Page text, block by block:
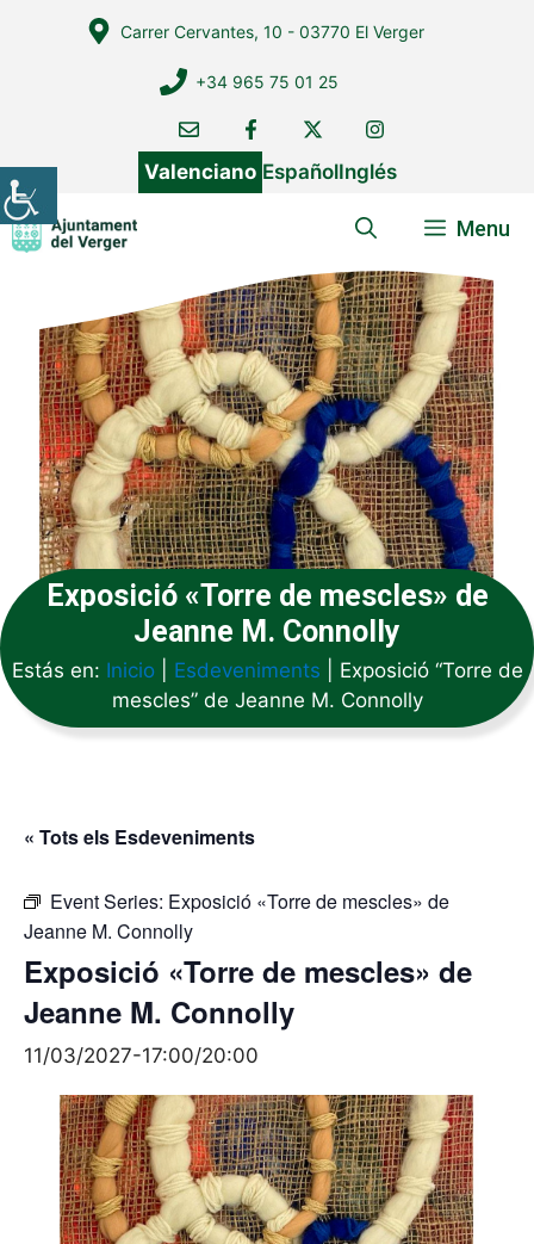
Carrer Cervantes, 10 - 03770 El Verger
+34 965 75 01 25
Valenciano EspañolInglés
Menu
Exposició «Torre de mescles» de
Jeanne M. Connolly
Estás en: Inicio| Esdeveniments
Exposició “Torre de
mescles” de Jeanne M. Connolly
« Tots els Esdeveniments
Event Series: Exposició «Torre de mescles» de
Jeanne M. Connolly
Exposició «Torre de mescles» de
Jeanne M. Connolly
11/03/2027-17:00/20:00